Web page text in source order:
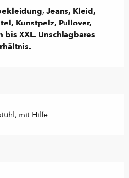
Jeans, Kleid,
Kunstpelz, Pullover,
bis XXL. Unschlagbares
mit Hilfe